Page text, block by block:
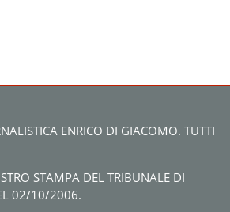
ENRICO DI GIACOMO. TUTTI
STAMPA DEL TRIBUNALE DI
02/10/2006.